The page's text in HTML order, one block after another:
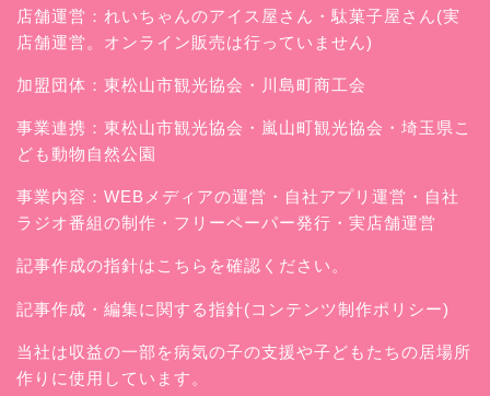
店舗運営： れいちゃんのアイス屋さん ・駄菓子屋さん(実
店舗運営。オンライン販売は行っていません)
加盟団体：東松山市観光協会・川島町商工会
事業連携：東松山市観光協会・嵐山町観光協会・埼玉県こ
ども動物自然公園
事業内容：WEBメディアの運営・自社アプリ運営・自社
ラジオ番組の制作・フリーペーパー発行・実店舗運営
記事作成の指針はこちらを確認ください。
記事作成・編集に関する指針(コンテンツ制作ポリシー)
当社は収益の一部を病気の子の支援や子どもたちの居場所
作りに使用しています。